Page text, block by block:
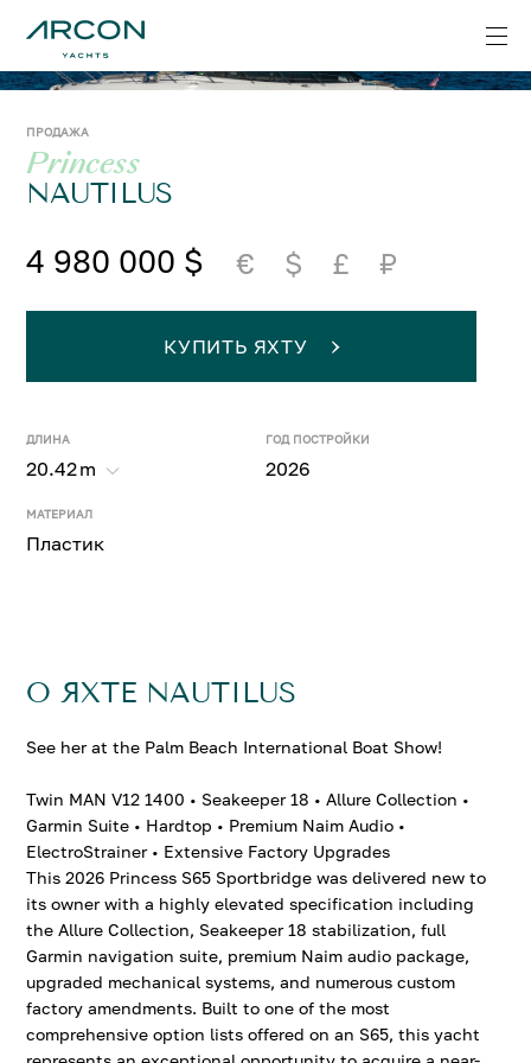
ПРОДАЖА
Princess
NAUTILUS
4 980 000 $ € $ £ ₽
ДЛИНА
20.42m
ГОД ПОСТРОЙКИ
2026
МАТЕРИАЛ
Пластик
КУПИТЬ ЯХТУ
О ЯХТЕ NAUTILUS
See her at the Palm Beach International Boat Show!
Twin MAN V12 1400 • Seakeeper 18 • Allure Collection •
Garmin Suite • Hardtop • Premium Naim Audio •
ElectroStrainer • Extensive Factory Upgrades
This 2026 Princess S65 Sportbridge was delivered new to
its owner with a highly elevated specification including
the Allure Collection, Seakeeper 18 stabilization, full
Garmin navigation suite, premium Naim audio package,
upgraded mechanical systems, and numerous custom
factory amendments. Built to one of the most
comprehensive option lists offered on an S65, this yacht